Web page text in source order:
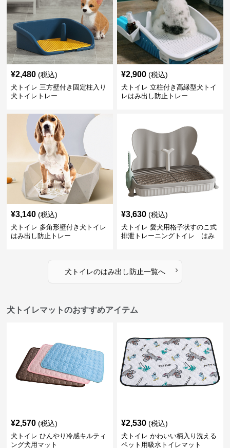
¥2,480 (税込)
犬トイレ 三方壁付き固定柱入り
犬トイレトレー
¥2,900 (税込)
犬トイレ 立柱付き高縁型犬トイ
レはみ出し防止トレー
¥3,140 (税込)
犬トイレ 多角形壁付き犬トイレ
はみ出し防止トレー
¥3,630 (税込)
犬トイレ 愛犬用格子状すのこ式
排泄トレーニングトイレ はみ
犬トイレのはみ出し防止一覧へ ›
犬トイレマットのおすすめアイテム
¥2,570 (税込)
犬トイレ ひんやり冷感キルティ
ング犬用マット
¥2,530 (税込)
犬トイレ かわいい柄入り洗える
ペット用吸水トイレマット